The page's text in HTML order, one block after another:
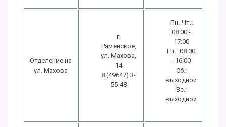
Отделение на
ул. Махова
г.
Раменское,
ул. Махова,
14
8 (49647) 3-
55-48
Пн.-Чт.:
08:00 -
17:00
Пт.: 08:00
- 16:00
Сб.:
выходной
Вс.:
выходной